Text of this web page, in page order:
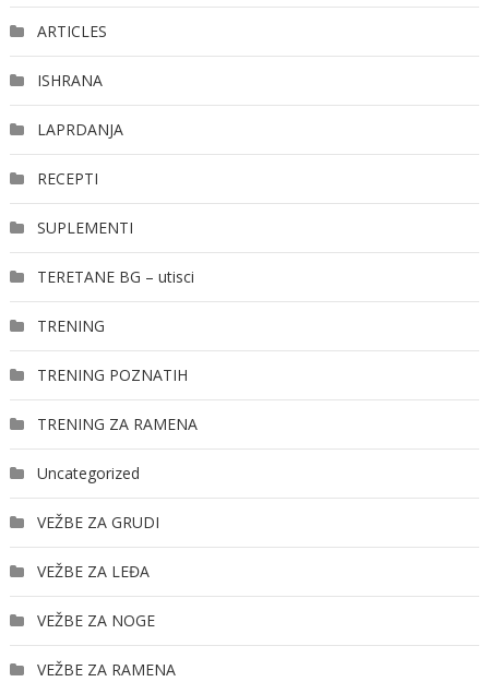
ARTICLES
ISHRANA
LAPRDANJA
RECEPTI
SUPLEMENTI
TERETANE BG – utisci
TRENING
TRENING POZNATIH
TRENING ZA RAMENA
Uncategorized
VEŽBE ZA GRUDI
VEŽBE ZA LEĐA
VEŽBE ZA NOGE
VEŽBE ZA RAMENA